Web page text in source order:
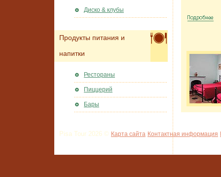
Диско & клубы
Продукты питания и
напитки
Рестораны
Пиццерий
Бары
Pisa Tour 2026 © Карта сайта Контактная информация